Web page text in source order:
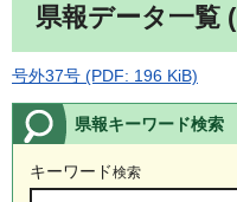
県報データ一覧
号外37号 (PDF: 196 KiB)
県報キーワード検索
キーワード検索